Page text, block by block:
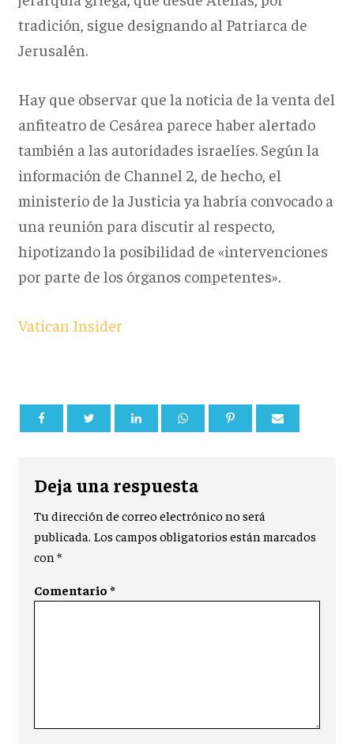
tradición, sigue designando al Patriarca de
Jerusalén.
Hay que observar que la noticia de la venta del
anfiteatro de Cesárea parece haber alertado
también a las autoridades israelíes. Según la
información de Channel 2, de hecho, el
ministerio de la Justicia ya habría convocado a
una reunión para discutir al respecto,
hipotizando la posibilidad de «intervenciones
por parte de los órganos competentes».
Vatican Insider
Deja una respuesta
Tu dirección de correo electrónico no será
publicada. Los campos obligatorios están marcados
con*
Comentario*